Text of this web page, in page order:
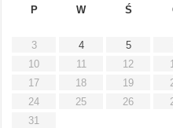
P
W Ś
3
4 5
10
11 12
17
18 19
24
25 26
31